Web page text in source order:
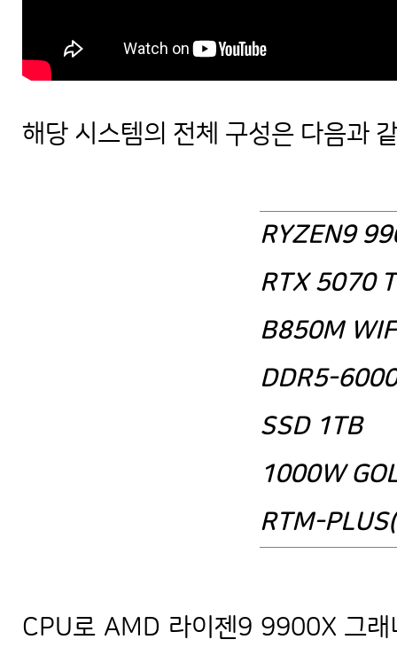
해당 시스템의 전체 구성은 다음과
RYZEN9
RTX 5070
B850M
DDR5-
SSD 1TB
1000W
RTM-
CPU로 AMD 라이젠9 9900X 그래